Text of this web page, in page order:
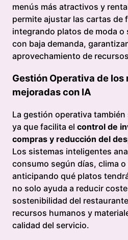
menús más atractivos y
permite ajustar las cartas de
integrando platos de moda
con baja demanda,
aprovechamiento de
Gestión Operativa de los
mejoradas con IA
La gestión operativa también
ya que facilita el control de
compras y reducción del
Los sistemas inteligentes
consumo según días, clima
anticipando qué platos
no solo ayuda a reducir
sostenibilidad del
recursos humanos y
calidad del servicio.